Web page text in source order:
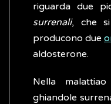
riguarda due
surrenali, che
producono due
aldosterone.
Nella
ghiandole